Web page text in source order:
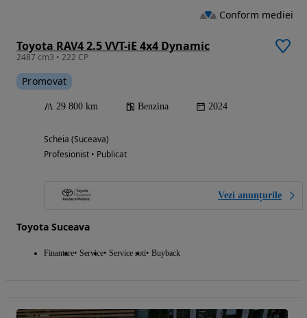
Toyota RAV4 2.5 VVT-iE 4x4 Dynamic
2487 cm3 • 222 CP
Promovat
29 800 km Benzina 2024
Scheia (Suceava)
Profesionist • Publicat
Vezi anunțurile
Toyota Suceava
Finantare Service Service roti Buyback
Conform mediei